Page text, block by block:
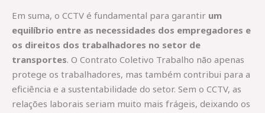
Em suma, o CCTV é fundamental para garantir um
equilíbrio entre as necessidades dos empregadores e
os direitos dos trabalhadores no setor de
transportes. O Contrato Coletivo Trabalho não apenas
protege os trabalhadores, mas também contribui para a
eficiência e a sustentabilidade do setor. Sem o CCTV, as
relações laborais seriam muito mais frágeis, deixando os